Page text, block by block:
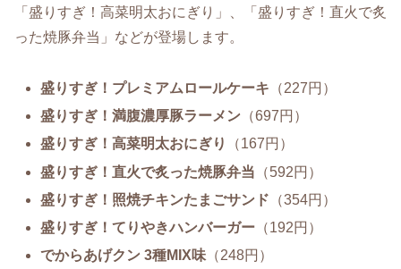
「盛りすぎ！高菜明太おにぎり」、「盛りすぎ！直火で炙
った焼豚弁当」などが登場します。
盛りすぎ！プレミアムロールケーキ （227円）
盛りすぎ！満腹濃厚豚ラーメン （697円）
盛りすぎ！高菜明太おにぎり
（167円）
盛りすぎ！直火で炙った焼豚弁当 （592円）
盛りすぎ！照焼チキンたまごサンド （354円）
盛りすぎ！てりやきハンバーガー （192円）
でからあげクン 3種MIX味 （248円）